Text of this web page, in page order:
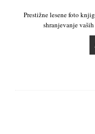
Prestižne lesene foto
shranjevanje